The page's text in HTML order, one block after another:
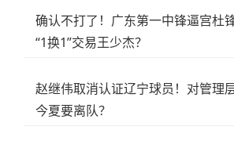
确认不打了！广东第一中锋逼宫杜
“1换1”交易王少杰？
赵继伟取消认证辽宁球员！对管理
今夏要离队？